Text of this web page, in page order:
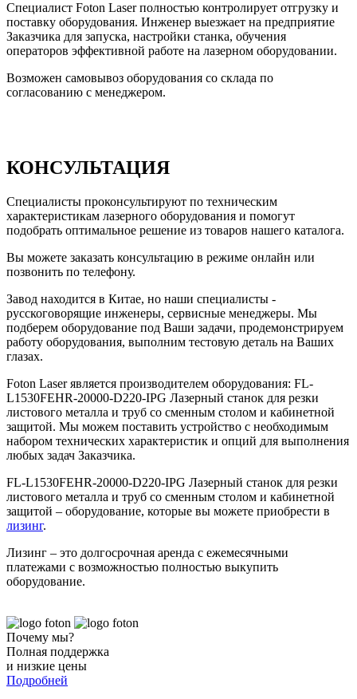
Специалист Foton Laser полностью контролирует отгрузку и
поставку оборудования. Инженер выезжает на предприятие
Заказчика для запуска, настройки станка, обучения
операторов эффективной работе на лазерном оборудовании.
Возможен самовывоз оборудования со склада по
согласованию с менеджером.
КОНСУЛЬТАЦИЯ
Специалисты проконсультируют по техническим
характеристикам лазерного оборудования и помогут
подобрать оптимальное решение из товаров нашего каталога.
Вы можете заказать консультацию в режиме онлайн или
позвонить по телефону.
Завод находится в Китае, но наши специалисты -
русскоговорящие инженеры, сервисные менеджеры. Мы
подберем оборудование под Ваши задачи, продемонстрируем
работу оборудования, выполним тестовую деталь на Ваших
глазах.
Foton Laser является производителем оборудования: FL-
L1530FEHR-20000-D220-IPG Лазерный станок для резки
листового металла и труб со сменным столом и кабинетной
защитой. Мы можем поставить устройство с необходимым
набором технических характеристик и опций для выполнения
любых задач Заказчика.
FL-L1530FEHR-20000-D220-IPG Лазерный станок для резки
листового металла и труб со сменным столом и кабинетной
защитой – оборудование, которые вы можете приобрести в
лизинг.
Лизинг – это долгосрочная аренда с ежемесячными
платежами с возможностью полностью выкупить
оборудование.
Почему мы?
Полная поддержка
и низкие цены
Подробней